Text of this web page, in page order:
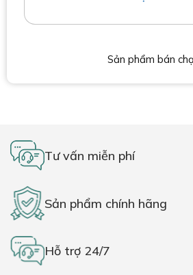
Sản phẩm bán
Tư vấn miễn phí
Sản phẩm chính hãng
Hỗ trợ 24/7